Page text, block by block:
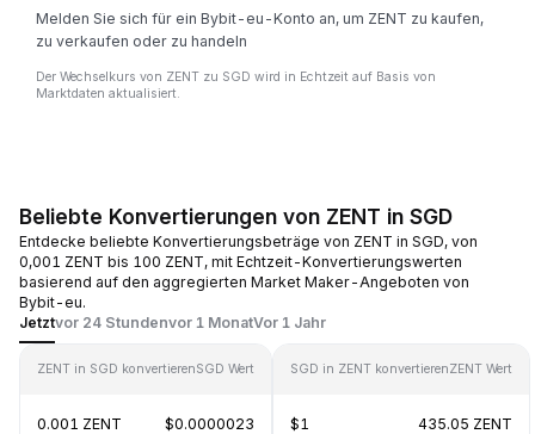
Melden Sie sich für ein Bybit-eu-Konto an, um ZENT zu kaufen,
zu verkaufen oder zu handeln
Der Wechselkurs von ZENT zu SGD wird in Echtzeit auf Basis von
Marktdaten aktualisiert.
Beliebte Konvertierungen von ZENT in SGD
Entdecke beliebte Konvertierungsbeträge von ZENT in SGD, von
0,001 ZENT bis 100 ZENT, mit Echtzeit-Konvertierungswerten
basierend auf den aggregierten Market Maker-Angeboten von
Bybit-eu.
Jetztvor 24 Stundenvor 1 MonatVor 1 Jahr
ZENT in SGD konvertierenSGD Wert
0.001 ZENT $0.0000023
SGD in ZENT konvertierenZENT Wert
$1 435.05 ZENT